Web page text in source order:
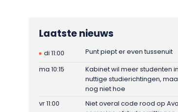
Laatste nieuws
di 11:00
Punt piept er even tussenuit
ma 10:15
Kabinet wil meer studenten in
nuttige studierichtingen,
nog niet hoe
vr 11:00
Niet overal code rood op